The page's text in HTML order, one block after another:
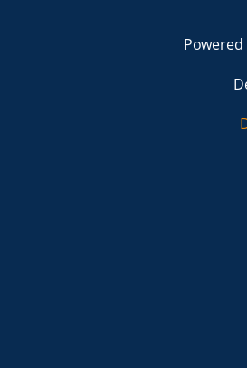
Powered